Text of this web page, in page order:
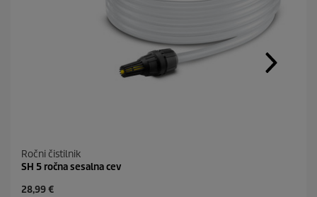
Ročni čistilnik
SH 5 ročna sesalna cev
C
28,99 €